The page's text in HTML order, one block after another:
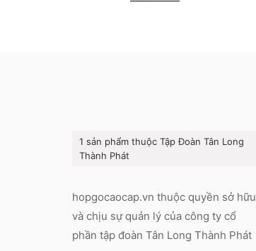
1 sản phẩm thuộc Tập Đoàn Tân Long
Thành Phát
hopgocaocap.vn thuộc quyền sở hữu
và chịu sự quản lý của công ty cổ
phần tập đoàn Tân Long Thành Phát